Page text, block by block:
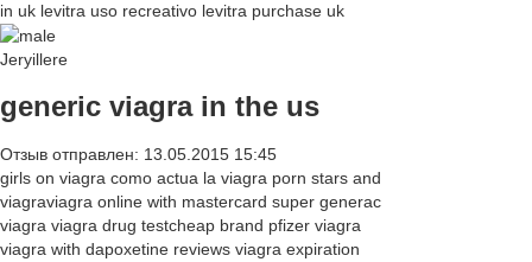
in uk levitra uso recreativo levitra purchase uk
Jeryillere
generic viagra in the us
Отзыв отправлен: 13.05.2015 15:45
girls on viagra como actua la viagra porn stars and
viagraviagra online with mastercard super generac
viagra viagra drug testcheap brand pfizer viagra
viagra with dapoxetine reviews viagra expiration